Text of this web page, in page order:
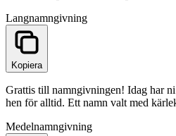
Langnamngivning
Kopiera
Grattis till namngivningen! Idag har
hen för alltid. Ett namn valt med
Medelnamngivning